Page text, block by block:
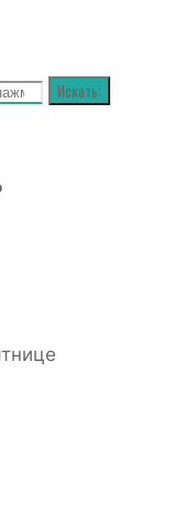
Искать: